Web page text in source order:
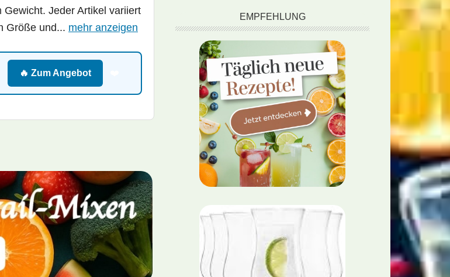
Gewicht. Jeder Artikel variiert
Größe und... mehr anzeigen
🔥 Zum Angebot
EMPFEHLUNG